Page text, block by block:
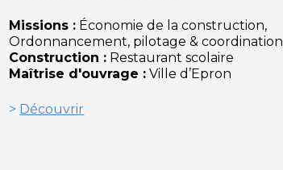
Missions : Économie de la construction,
Ordonnancement, pilotage & coordination
Construction : Restaurant scolaire
Maîtrise d'ouvrage : Ville d’Epron
> Découvrir